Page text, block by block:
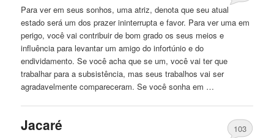
Para ver em seus sonhos, uma atriz, denota que seu atual
estado será um dos prazer ininterrupta e favor. Para ver uma em
perigo, você vai contribuir de bom grado os seus meios e
influência para levantar um amigo do infortúnio e do
endividamento. Se você acha que se um, você vai ter que
trabalhar para a subsistência, mas seus trabalhos vai ser
agradavelmente compareceram. Se você sonha em …
Jacaré
103